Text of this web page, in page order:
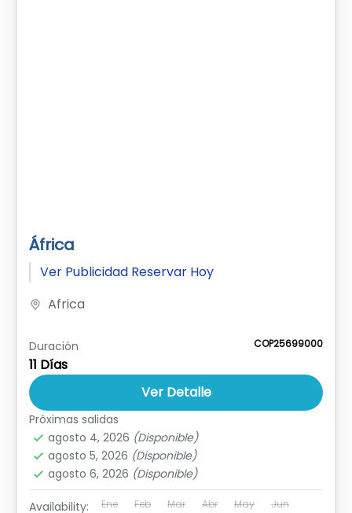
África
Ver Publicidad Reservar Hoy
Africa
Duración
11 Días
COP25699000
Ver Detalle
Próximas salidas
agosto 4, 2026 (Disponible)
agosto 5, 2026 (Disponible)
agosto 6, 2026 (Disponible)
Availability: Ene Feb Mar Abr May
Jun